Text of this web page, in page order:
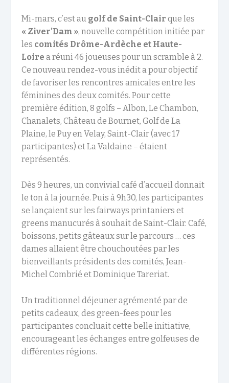
Mi-mars, c’est au golf de Saint-Clair que les
« Ziver’Dam », nouvelle compétition initiée par
les comités Drôme-Ardèche et Haute-
Loirea réuni 46 joueuses pour un scramble à 2.
Ce nouveau rendez-vous inédit a pour objectif
de favoriser les rencontres amicales entre les
féminines des deux comités. Pour cette
première édition, 8 golfs – Albon, Le Chambon,
Chanalets, Château de Bournet, Golf de La
Plaine, le Puy en Velay, Saint-Clair (avec 17
participantes) et La Valdaine – étaient
représentés.
Dès 9 heures, un convivial café d’accueil donnait
le ton à la journée. Puis à 9h30, les participantes
se lançaient sur les fairways printaniers et
greens manucurés à souhait de Saint-Clair. Café,
boissons, petits gâteaux sur le parcours … ces
dames allaient être chouchoutées par les
bienveillants présidents des comités, Jean-
Michel Combrié et Dominique Tareriat.
Un traditionnel déjeuner agrémenté par de
petits cadeaux, des green-fees pour les
participantes concluait cette belle initiative,
encourageant les échanges entre golfeuses de
différentes régions.